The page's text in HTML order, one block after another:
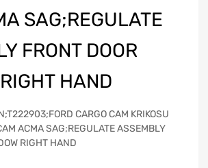
SAG;REGULATE
FRONT DOOR
HAND
CARGO CAM KRIKOSU
ACMA SAG;REGULATE ASSEMBLY
RIGHT HAND